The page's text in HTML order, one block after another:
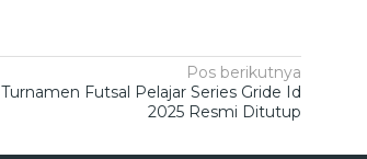
Pos berikutnya
Turnamen Futsal Pelajar Series Gride Id
2025 Resmi Ditutup